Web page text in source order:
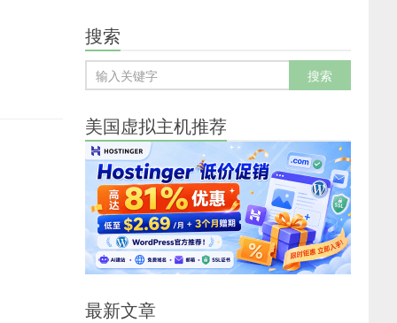
搜索
美国虚拟主机推荐
最新文章